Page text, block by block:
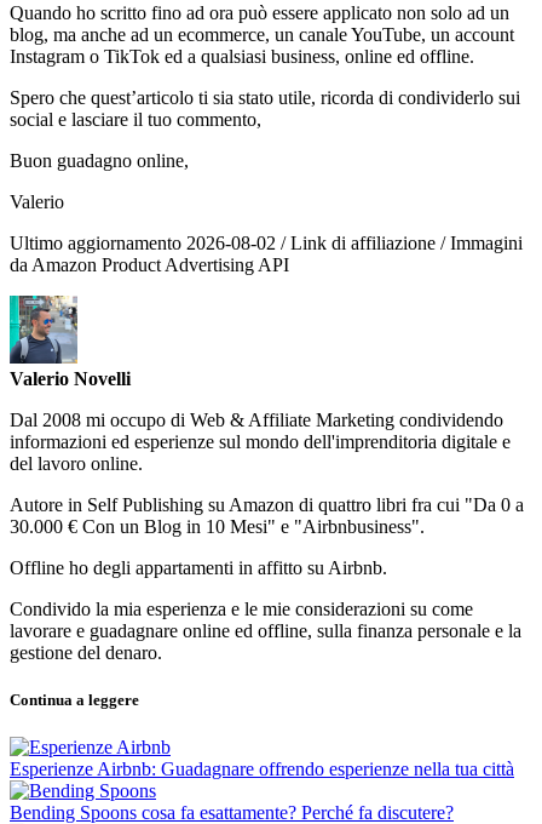
Quando ho scritto fino ad ora può essere applicato non solo ad un
blog, ma anche ad un ecommerce, un canale YouTube, un account
Instagram o TikTok ed a qualsiasi business, online ed offline.
Spero che quest’articolo ti sia stato utile, ricorda di condividerlo sui
social e lasciare il tuo commento,
Buon guadagno online,
Valerio
Ultimo aggiornamento 2026-08-02 / Link di affiliazione / Immagini
da Amazon Product Advertising API
Valerio Novelli
Dal 2008 mi occupo di Web & Affiliate Marketing condividendo
informazioni ed esperienze sul mondo dell'imprenditoria digitale e
del lavoro online.
Autore in Self Publishing su Amazon di quattro libri fra cui "Da 0 a
30.000 € Con un Blog in 10 Mesi" e "Airbnbusiness".
Offline ho degli appartamenti in affitto su Airbnb.
Condivido la mia esperienza e le mie considerazioni su come
lavorare e guadagnare online ed offline, sulla finanza personale e la
gestione del denaro.
Continua a leggere
Esperienze Airbnb: Guadagnare offrendo esperienze nella tua città
Bending Spoons cosa fa esattamente? Perché fa discutere?